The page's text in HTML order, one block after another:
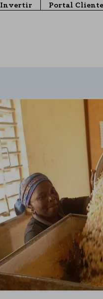
Invertir Portal Cliente